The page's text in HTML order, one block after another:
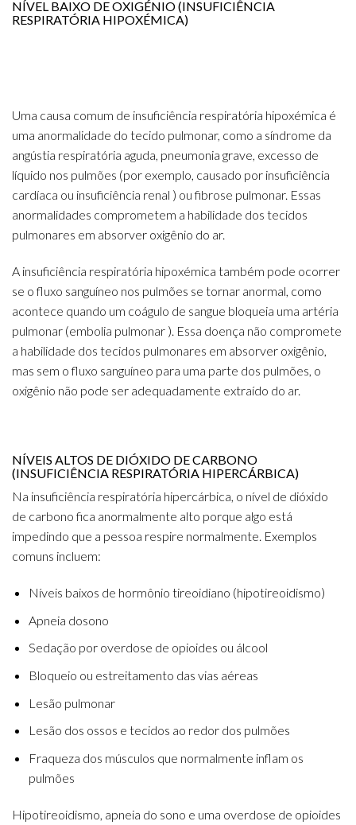
NÍVEL BAIXO DE OXIGÉNIO (INSUFICIÊNCIA
RESPIRATÓRIA HIPOXÉMICA)
Uma causa comum de insuficiência respiratória hipoxémica é
uma anormalidade do tecido pulmonar, como a síndrome da
angústia respiratória aguda, pneumonia grave, excesso de
líquido nos pulmões (por exemplo, causado por insuficiência
cardíaca ou insuficiência renal ) ou fibrose pulmonar. Essas
anormalidades comprometem a habilidade dos tecidos
pulmonares em absorver oxigênio do ar.
A insuficiência respiratória hipoxémica também pode ocorrer
se o fluxo sanguíneo nos pulmões se tornar anormal, como
acontece quando um coágulo de sangue bloqueia uma artéria
pulmonar (embolia pulmonar ). Essa doença não compromete
a habilidade dos tecidos pulmonares em absorver oxigênio,
mas sem o fluxo sanguíneo para uma parte dos pulmões, o
oxigênio não pode ser adequadamente extraído do ar.
NÍVEIS ALTOS DE DIÓXIDO DE CARBONO
(INSUFICIÊNCIA RESPIRATÓRIA HIPERCÁRBICA)
Na insuficiência respiratória hipercárbica, o nível de dióxido
de carbono fica anormalmente alto porque algo está
impedindo que a pessoa respire normalmente. Exemplos
comuns incluem:
Níveis baixos de hormônio tireoidiano (hipotireoidismo)
Apneia dosono
Sedação por overdose de opioides ou álcool
Bloqueio ou estreitamento das vias aéreas
Lesão pulmonar
Lesão dos ossos e tecidos ao redor dos pulmões
Fraqueza dos músculos que normalmente inflam os
pulmões
Hipotireoidismo, apneia do sono e uma overdose de opioides